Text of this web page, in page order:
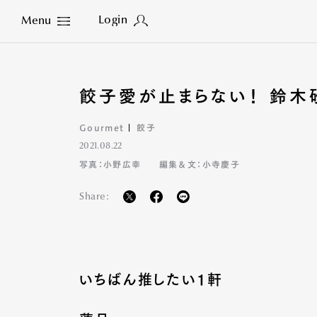
Menu Login
Close
餃子愛が止まらない！ 鈴
Gourmet 餃子
2021.08.22
写真：小野広幸 編集＆文：小寺慶子
Share:
いちばん推したい1軒